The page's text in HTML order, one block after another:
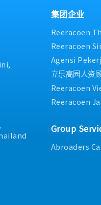
集团企业
Reeracoen
Reeracoen
Agensi
立乐高园人资
Reeracoen
Reeracoen
Group
Abroaders